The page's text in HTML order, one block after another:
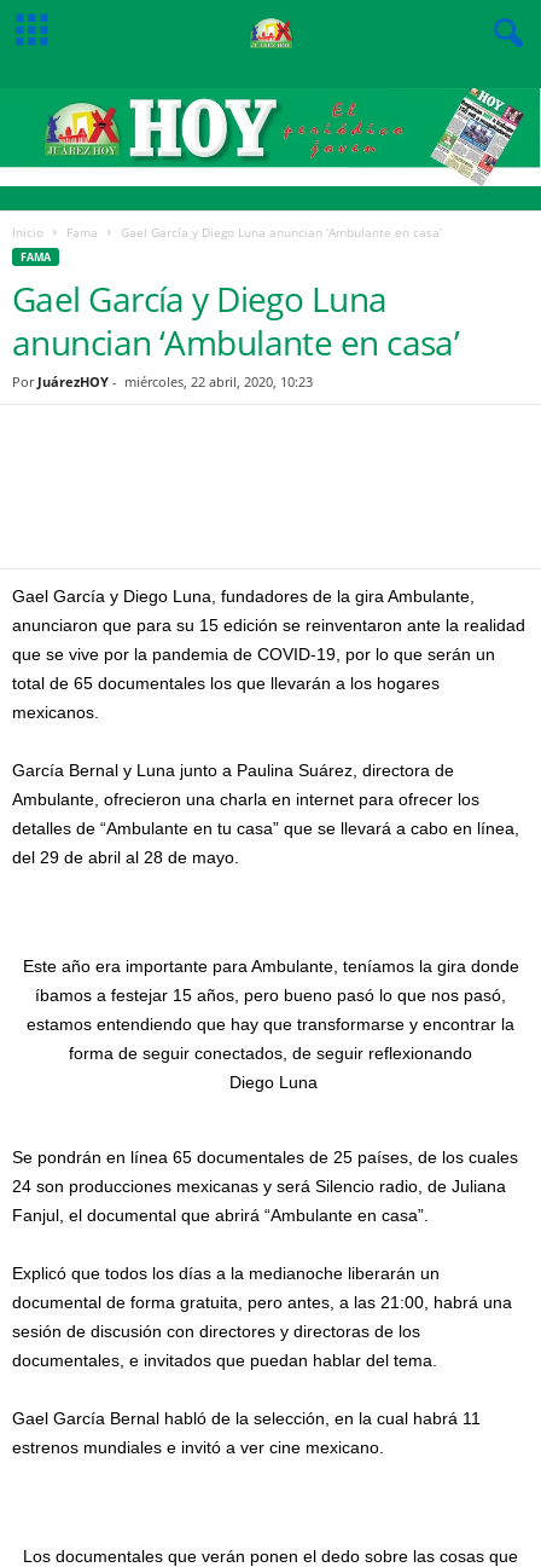
Inicio Fama Gael García y Diego Luna anuncian ‘Ambulante en casa’
FAMA
Gael García y Diego Luna
anuncian ‘Ambulante en casa’
Por JuárezHOY - miércoles, 22 abril, 2020, 10:23
Gael García y Diego Luna, fundadores de la gira Ambulante,
anunciaron que para su 15 edición se reinventaron ante la realidad
que se vive por la pandemia de COVID-19, por lo que serán un
total de 65 documentales los que llevarán a los hogares
mexicanos.
García Bernal y Luna junto a Paulina Suárez, directora de
Ambulante, ofrecieron una charla en internet para ofrecer los
detalles de “Ambulante en tu casa” que se llevará a cabo en línea,
del 29 de abril al 28 de mayo.
Este año era importante para Ambulante, teníamos la gira donde
íbamos a festejar 15 años, pero bueno pasó lo que nos pasó,
estamos entendiendo que hay que transformarse y encontrar la
forma de seguir conectados, de seguir reflexionando
Diego Luna
Se pondrán en línea 65 documentales de 25 países, de los cuales
24 son producciones mexicanas y será Silencio radio, de Juliana
Fanjul, el documental que abrirá “Ambulante en casa”.
Explicó que todos los días a la medianoche liberarán un
documental de forma gratuita, pero antes, a las 21:00, habrá una
sesión de discusión con directores y directoras de los
documentales, e invitados que puedan hablar del tema.
Gael García Bernal habló de la selección, en la cual habrá 11
estrenos mundiales e invitó a ver cine mexicano.
Los documentales que verán ponen el dedo sobre las cosas que